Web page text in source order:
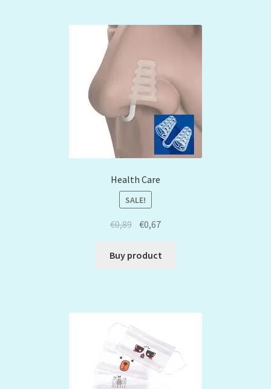
Health Care
SALE!
€0,89 €0,67
Buy product